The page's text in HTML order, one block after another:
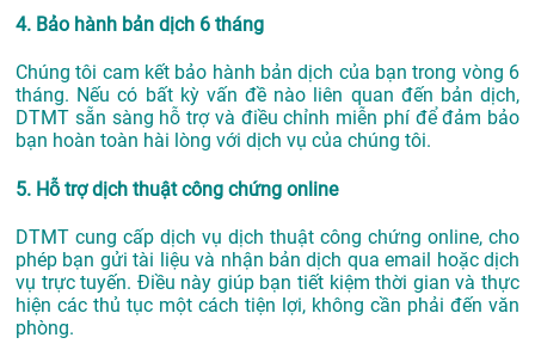
4. Bảo hành bản dịch 6 tháng
Chúng tôi cam kết bảo hành bản dịch của bạn trong vòng 6
tháng. Nếu có bất kỳ vấn đề nào liên quan đến bản dịch,
DTMT sẵn sàng hỗ trợ và điều chỉnh miễn phí để đảm bảo
bạn hoàn toàn hài lòng với dịch vụ của chúng tôi.
5. Hỗ trợ dịch thuật công chứng online
DTMT cung cấp dịch vụ dịch thuật công chứng online, cho
phép bạn gửi tài liệu và nhận bản dịch qua email hoặc dịch
vụ trực tuyến. Điều này giúp bạn tiết kiệm thời gian và thực
hiện các thủ tục một cách tiện lợi, không cần phải đến văn
phòng.